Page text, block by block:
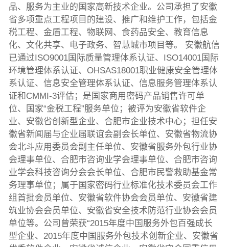
品、服务为主业的国家高新技术企业。公司承担了安徽
省多项重点工程项目的建设、推广和维护工作，包括金
税工程、金盾工程、物联网、食药品安全、教育信息
化、文化共享、电子政务、智慧城市项目等。 安徽航信
已通过ISO9001国际质量管理体系认证、ISO14001国际
环境管理体系认证、OHSAS18001职业健康安全管理体
系认证、信息安全管理体系认证、信息服务管理体系认
证和CMMI-3评估；是国家商用密码产品销售许可单
位、国家“金税工程”服务单位；被评为安徽省软件企
业、安徽省创新型企业、合肥市企业技术中心；担任安
徽省新闻届与企业届联谊会副会长单位、安徽省物流协
会北斗应用委员会副主任单位、安徽省服务外包行业协
会理事单位、合肥市咨询业学会理事单位、合肥市咨询
业学会科技咨询分会会长单位、合肥市民警救助基金常
务理事单位；属于国家密码行业标准化技术委员会工作
组首批会员单位、安徽省软件协会会员单位、安徽省建
筑业协会会员单位、安徽省安全技术防范行业协会会员
单位等。公司曾荣获“2015年度中国服务外包百强成长
型企业、2015年度中国服务外包技术创新企业、安徽省